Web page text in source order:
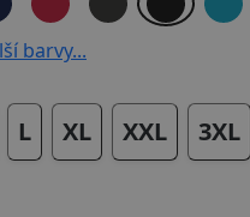
barvy...
L XL XXL 3XL